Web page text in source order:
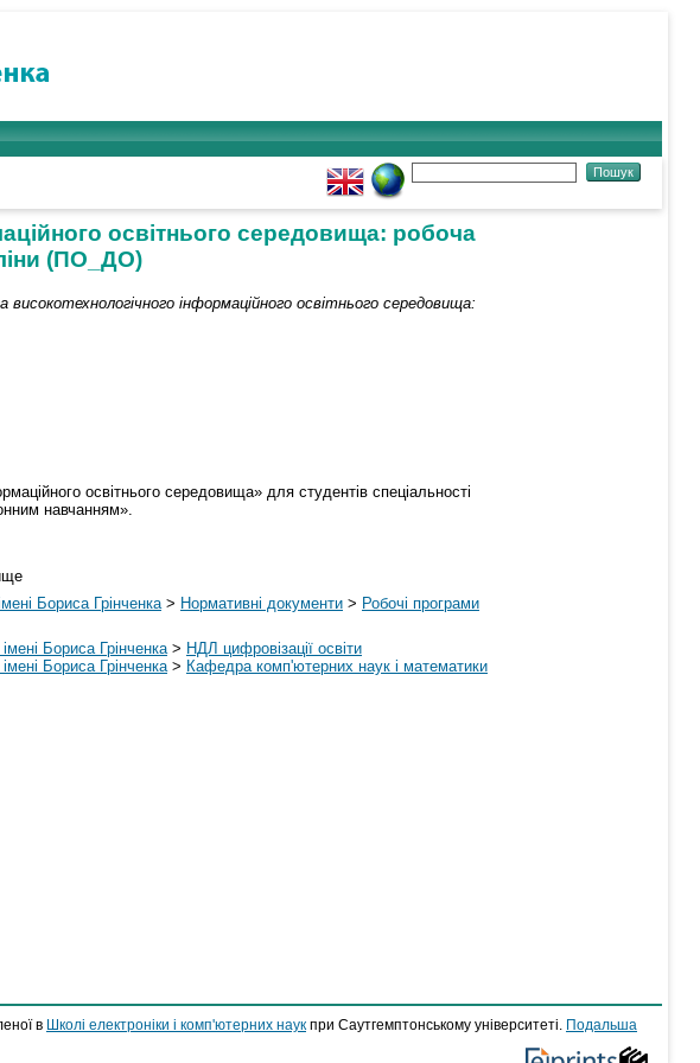
освітнього середовища: робоча
(ПО_ДО)
інформаційного освітнього середовища:
освітнього середовища» для студентів спеціальності
навчанням».
Бориса Грінченка > Нормативні документи > Робочі програми
імені Бориса Грінченка > НДЛ цифровізації освіти
імені Бориса Грінченка > Кафедра комп'ютерних наук і математики
в Школі електроніки і комп'ютерних наук при Саутгемптонському університеті.
Подальша